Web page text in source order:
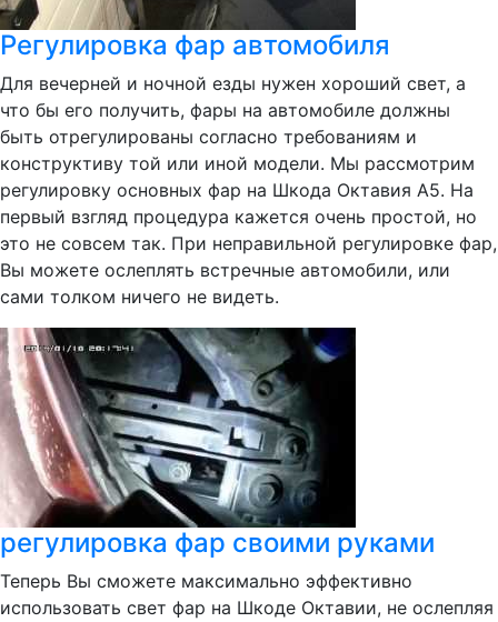
Регулировка фар автомобиля
Для вечерней и ночной езды нужен хороший свет, а
что бы его получить, фары на автомобиле должны
быть отрегулированы согласно требованиям и
конструктиву той или иной модели. Мы рассмотрим
регулировку основных фар на Шкода Октавия А5. На
первый взгляд процедура кажется очень простой, но
это не совсем так. При неправильной регулировке фар,
Вы можете ослеплять встречные автомобили, или
сами толком ничего не видеть.
регулировка фар своими руками
Теперь Вы сможете максимально эффективно
использовать свет фар на Шкоде Октавии, не ослепляя